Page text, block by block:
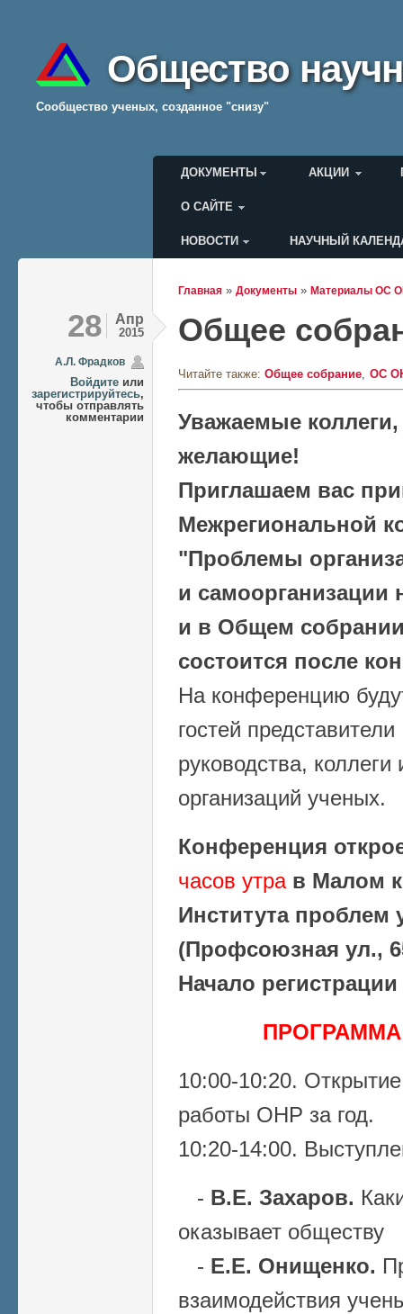
Общество
Cообщество ученых, созданное "снизу"
Главное меню
ДОКУМЕНТЫ АКЦИИ
О САЙТЕ
Меню пользователя
НОВОСТИ НАУЧНЫЙ
Вы здесь
Главная » Документы » Материалы ОС
28 Апр
2015
А.Л. Фрадков
Войдите или
зарегистрируйтесь,
чтобы отправлять
комментарии
Общее
Читайте также: Общее собрание ОС
Уважаемые
желающие!
Приглашаем вас
Межрегиональной
"Проблемы
и самоорганизации
и в Общем
состоится после
На конференцию
гостей представители
руководства,
организаций ученых.
Конференция
часов утрав Малом
Института проблем
(Профсоюзная ул.,
Начало
10:00-10:20.
работы ОНР за год.
10:20-14:00.
- В.Е. Захаров.
оказывает обществу
- Е.Е. Онищенко.
взаимодействия